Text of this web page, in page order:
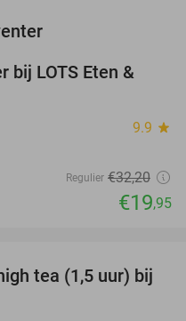
38%
bij LOTS Eten &
9.9 star
Regulier €32,20
€19,95
44%
tea (1,5 uur) bij